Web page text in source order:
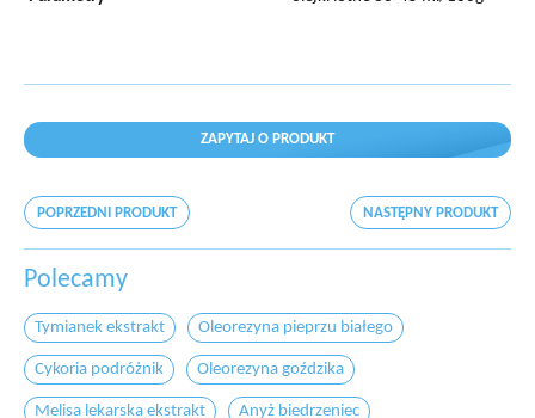
ZAPYTAJ O PRODUKT
POPRZEDNI PRODUKT NASTĘPNY PRODUKT
Polecamy
Tymianek ekstrakt Oleorezyna pieprzu białego
Cykoria podróżnik Oleorezyna goździka
Melisa lekarska ekstrakt Anyż biedrzeniec